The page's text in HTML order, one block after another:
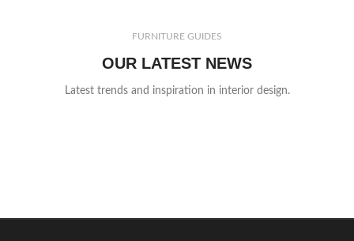
FURNITURE GUIDES
OUR LATEST NEWS
Latest trends and inspiration in interior design.